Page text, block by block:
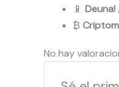
📱 Deuna!
₿
No hay